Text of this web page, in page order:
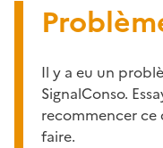
Il y a eu un
SignalConso.
recommencer
faire.